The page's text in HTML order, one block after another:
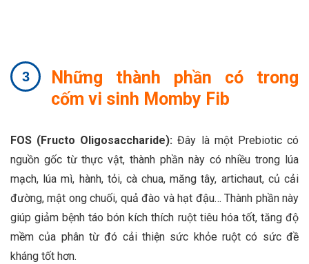
Những thành phần có trong
cốm vi sinh Momby Fib
FOS (Fructo Oligosaccharide): Đây là một Prebiotic có
nguồn gốc từ thực vật, thành phần này có nhiều trong lúa
mạch, lúa mì, hành, tỏi, cà chua, măng tây, artichaut, củ cải
đường, mật ong chuối, quả đào và hạt đậu… Thành phần này
giúp giảm bệnh táo bón kích thích ruột tiêu hóa tốt, tăng độ
mềm của phân từ đó cải thiện sức khỏe ruột có sức đề
kháng tốt hơn.